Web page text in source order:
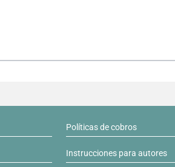
Políticas de cobros
Instrucciones para autores